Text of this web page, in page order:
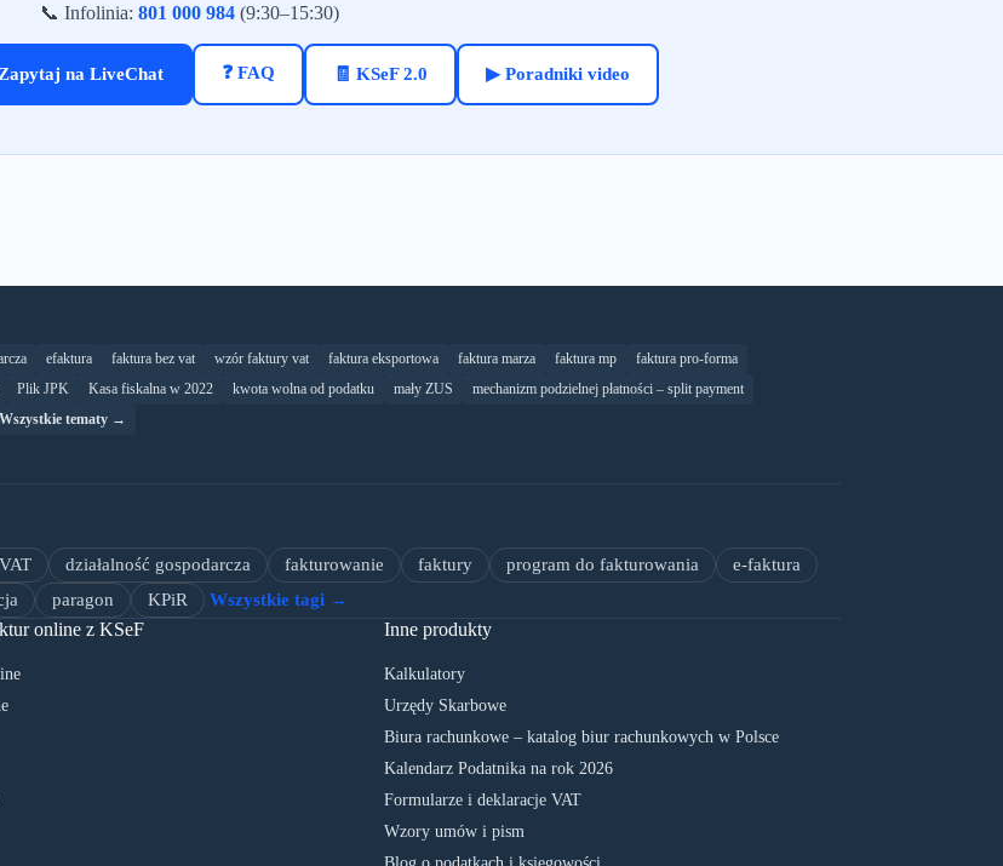
📞 Infolinia: 801 000 984(9:30–15:30)
na LiveChat ❓ FAQ 🧾 KSeF 2.0 ▶ Poradniki video
efaktura faktura bez vat wzór faktury vat faktura eksportowa faktura marza faktura mp
faktura pro-forma
Plik JPK Kasa fiskalna w 2022 kwota wolna od podatku mały ZUS
mechanizm podzielnej płatności – split payment
Wszystkie tematy →
działalność gospodarcza fakturowanie faktury program do fakturowania
e-faktura
paragon KPiR Wszystkie tagi →
online z KSeF Inne produkty
Kalkulatory
Urzędy Skarbowe
Biura rachunkowe – katalog biur rachunkowych w Polsce
Kalendarz Podatnika na rok 2026
Formularze i deklaracje VAT
Wzory umów i pism